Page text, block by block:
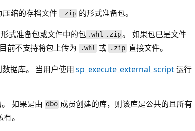
压缩的存档文件 .zip 的形式准备包。
式准备包或文件中的包 .whl .zip。 如果包已是文件
前不支持将包上传为 .whl 或 .zip直接文件。
数据库。 当用户使用sp_execute_external_script运行
如果是由 dbo 成员创建的库，则该库是公共的且所有
。